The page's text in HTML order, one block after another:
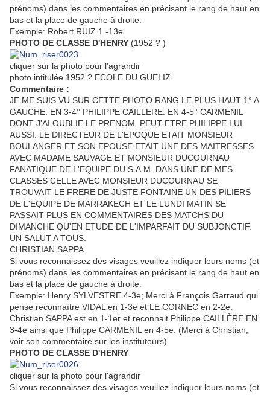
prénoms) dans les commentaires en précisant le rang de haut en
bas et la place de gauche à droite.
Exemple: Robert RUIZ 1 -13e.
PHOTO DE CLASSE D'HENRY (1952 ? )
cliquer sur la photo pour l'agrandir
photo intitulée 1952 ? ECOLE DU GUELIZ
Commentaire :
JE ME SUIS VU SUR CETTE PHOTO RANG LE PLUS HAUT 1° A
GAUCHE. EN 3-4° PHILIPPE CAILLERE. EN 4-5° CARMENIL
DONT J'AI OUBLIE LE PRENOM. PEUT-ETRE PHILIPPE LUI
AUSSI. LE DIRECTEUR DE L'EPOQUE ETAIT MONSIEUR
BOULANGER ET SON EPOUSE ETAIT UNE DES MAITRESSES
AVEC MADAME SAUVAGE ET MONSIEUR DUCOURNAU
FANATIQUE DE L'EQUIPE DU S.A.M. DANS UNE DE MES
CLASSES CELLE AVEC MONSIEUR DUCOURNAU SE
TROUVAIT LE FRERE DE JUSTE FONTAINE UN DES PILIERS
DE L'EQUIPE DE MARRAKECH ET LE LUNDI MATIN SE
PASSAIT PLUS EN COMMENTAIRES DES MATCHS DU
DIMANCHE QU'EN ETUDE DE L'IMPARFAIT DU SUBJONCTIF.
UN SALUT A TOUS.
CHRISTIAN SAPPA
Si vous reconnaissez des visages veuillez indiquer leurs noms (et
prénoms) dans les commentaires en précisant le rang de haut en
bas et la place de gauche à droite.
Exemple: Henry SYLVESTRE 4-3e; Merci à François Garraud qui
pense reconnaître VIDAL en 1-3e et LE CORNEC en 2-2e.
Christian SAPPA est en 1-1er et reconnait Philippe CAILLÈRE EN
3-4e ainsi que Philippe CARMENIL en 4-5e. (Merci à Christian,
voir son commentaire sur les instituteurs)
PHOTO DE CLASSE D'HENRY
cliquer sur la photo pour l'agrandir
Si vous reconnaissez des visages veuillez indiquer leurs noms (et